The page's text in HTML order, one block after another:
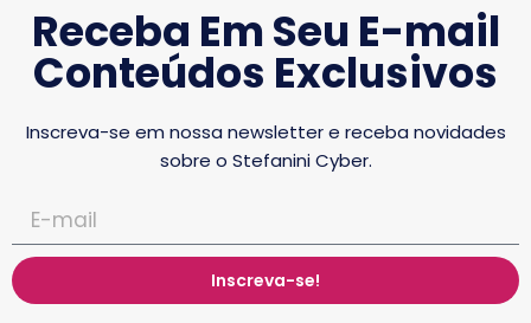
Receba Em Seu E-mail
Conteúdos Exclusivos
Inscreva-se em nossa newsletter e receba novidades
sobre o Stefanini Cyber.
Inscreva-se!